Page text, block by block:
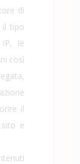
di
il tipo
IP, le
così
il
e